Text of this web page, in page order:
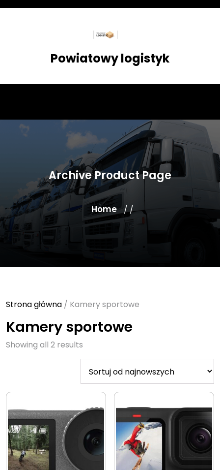
Skip
Powiatowy logistyk
Archive Product Page
Home / /
Strona główna / Kamery sportowe
Kamery sportowe
Showing all 2 results
by
latest